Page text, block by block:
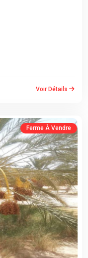
Voir Détails
Ferme À Vendre